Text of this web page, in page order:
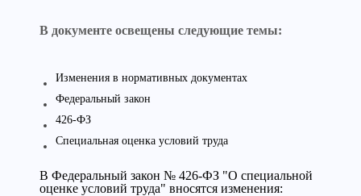
В документе освещены следующие темы:
Изменения в нормативных документах
Федеральный закон
426-ФЗ
Специальная оценка условий труда
В Федеральный закон № 426-ФЗ "О специальной
оценке условий труда" вносятся изменения: